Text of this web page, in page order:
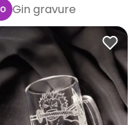
Gin gravure